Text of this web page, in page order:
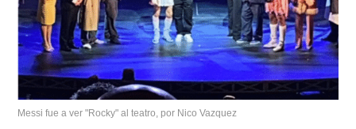
Messi fue a ver "Rocky" al teatro, por Nico Vazquez